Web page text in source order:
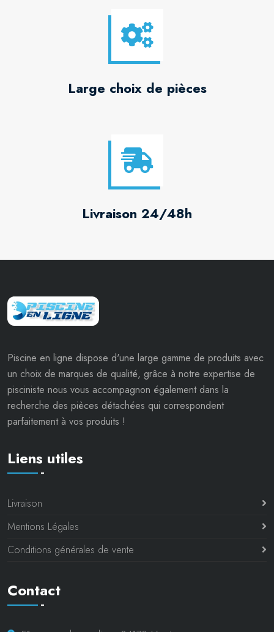
Large choix de pièces
Livraison 24/48h
Piscine en ligne dispose d'une large gamme de produits avec
un choix de marques de qualité, grâce à notre expertise de
pisciniste nous vous accompagnon également dans la
recherche des pièces détachées qui correspondent
parfaitement à vos produits !
Liens utiles
Livraison
Mentions Légales
Conditions générales de vente
Contact